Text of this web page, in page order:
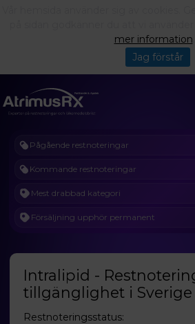
Pågående restnoteringar
Kommande restnoteringar
Mest drabbad kategori
Försäljning upphör permanent
Intralipid -
tillgänglighet i Sverige
Restnoteringsstatus:
mer information
Jag förstår